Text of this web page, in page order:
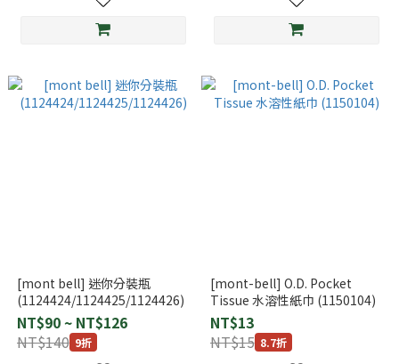
[mont bell] 迷你分裝瓶
(1124424/1124425/1124426)
NT$90 ~ NT$126
NT$140 9折
[mont-bell] O.D. Pocket
Tissue 水溶性紙巾 (1150104)
NT$13
NT$15 8.7折